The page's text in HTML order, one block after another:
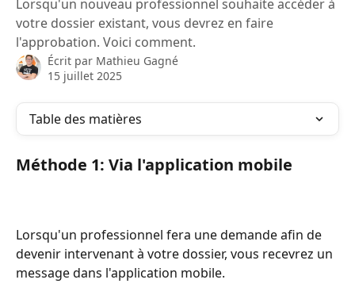
Lorsqu'un nouveau professionnel souhaite accéder à
votre dossier existant, vous devrez en faire
l'approbation. Voici comment.
Écrit par Mathieu Gagné
15 juillet 2025
Table des matières
Méthode 1: Via l'application mobile
Lorsqu'un professionnel fera une demande afin de
devenir intervenant à votre dossier, vous recevrez un
message dans l'application mobile.